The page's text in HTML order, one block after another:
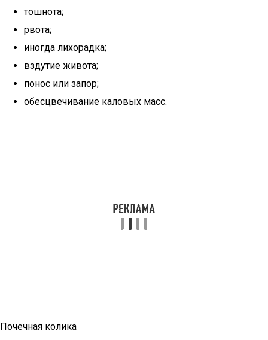
тошнота;
рвота;
иногда лихорадка;
вздутие живота;
понос или запор;
обесцвечивание каловых масс.
Почечная колика